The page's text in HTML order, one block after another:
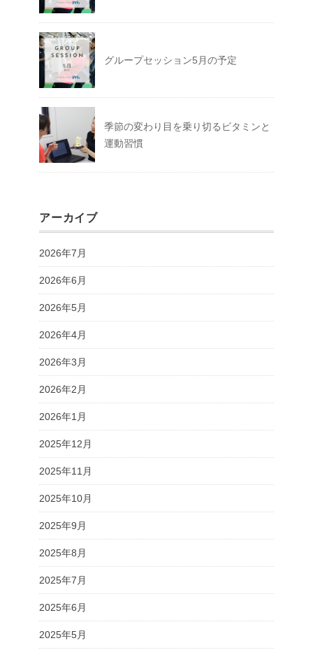
グループセッション5月の予定
季節の変わり目を乗り切るビタミンと
運動習慣
アーカイブ
2026年7月
2026年6月
2026年5月
2026年4月
2026年3月
2026年2月
2026年1月
2025年12月
2025年11月
2025年10月
2025年9月
2025年8月
2025年7月
2025年6月
2025年5月